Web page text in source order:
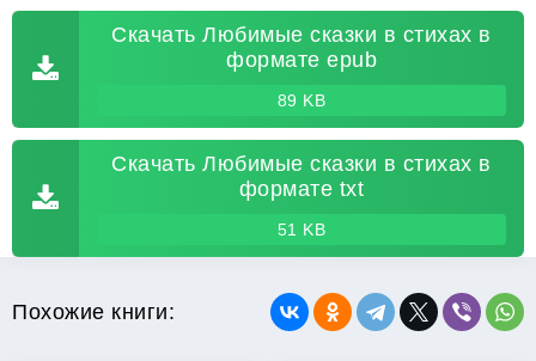
Скачать Любимые сказки в стихах в
формате epub
89 KB
Скачать Любимые сказки в стихах в
формате txt
51 KB
Похожие книги: